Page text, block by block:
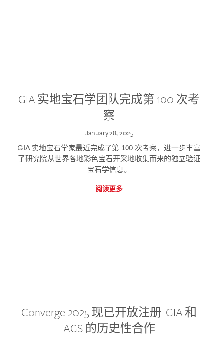
GIA 实地宝石学团队完成第 100 次考
察
January 28, 2025
GIA 实地宝石学家最近完成了第 100 次考察，进一步丰富
了研究院从世界各地彩色宝石开采地收集而来的独立验证
宝石学信息。
阅读更多
Converge 2025 现已开放注册: GIA 和
AGS 的历史性合作